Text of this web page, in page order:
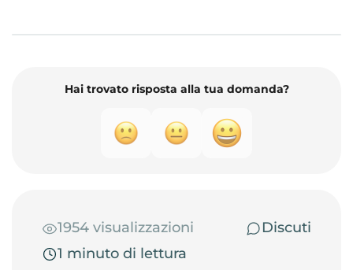
Hai trovato risposta alla tua domanda?
1954 visualizzazioni
Discuti
1 minuto di lettura